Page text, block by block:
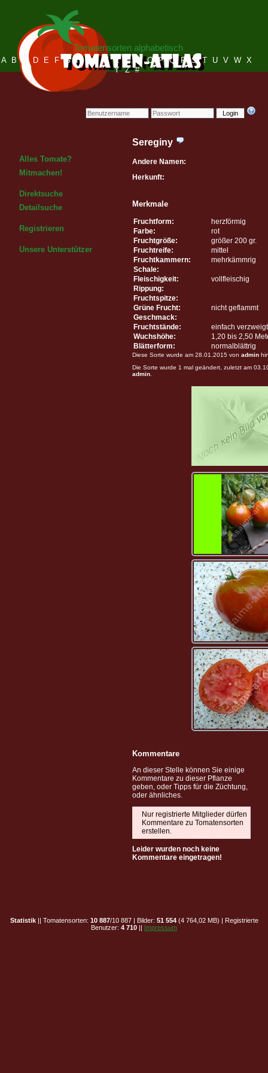
Login
Tomatensorten alphabetisch
A B C D E F G H I J K L M N O P Q R S T U V W X
Y Z #
Alles Tomate?
Mitmachen!
Direktsuche
Detailsuche
Registrieren
Unsere Unterstützer
Sereginy
Andere Namen:
Herkunft:
Merkmale
Fruchtform:
herzförmig
Farbe:
rot
Fruchtgröße:
größer 200 gr.
Fruchtreife:
mittel
Fruchtkammern:
mehrkämmrig
Schale:
Fleischigkeit:
vollfleischig
Rippung:
Fruchtspitze:
Grüne Frucht:
nicht geflammt
Geschmack:
Fruchtstände:
einfach verzweigt
Wuchshöhe:
1,20 bis 2,50
Blätterform:
normalblättrig
Diese Sorte wurde am 28.01.2015 von admin
Die Sorte wurde 1 mal geändert, zuletzt am
admin
Kommentare
An dieser Stelle können Sie einige
Kommentare zu dieser Pflanze
geben, oder Tipps für die Züchtung,
oder ähnliches.
Nur registrierte Mitglieder dürfen
Kommentare zu Tomatensorten
erstellen.
Leider wurden noch keine
Kommentare eingetragen!
Statistik|| Tomatensorten: 10 887/10 887 | Bilder: 51 554(4 764,02 MB) | Registrierte
Benutzer: 4 710 || Impressum